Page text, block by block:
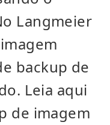
Langmeier
backup de
Leia aqui
de imagem